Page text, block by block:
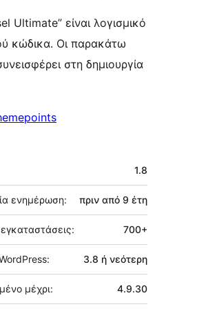
Ultimate” είναι λογισμικό
κώδικα. Οι παρακάτω
στη δημιουργία
1.8
ενημέρωση: πριν από 9 έτη
700+
3.8 ή νεότερη
μέχρι: 4.9.30